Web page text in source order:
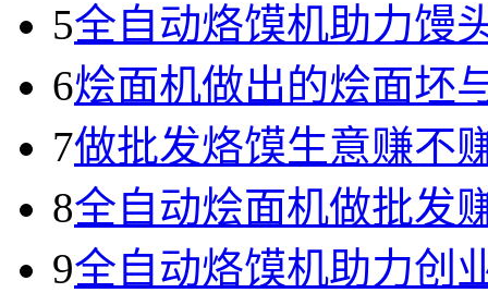
5全自动烙馍机助力馒
6烩面机做出的烩面坯
7做批发烙馍生意赚不
8全自动烩面机做批发
9全自动烙馍机助力创